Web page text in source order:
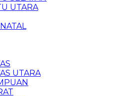
UTARA
UTARA